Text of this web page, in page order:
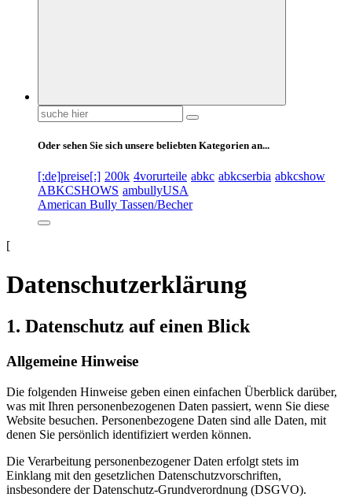
Suchen
nach:
Oder sehen Sie sich unsere beliebten Kategorien an...
[:de]preise[:] 200k 4vorurteile abkc abkcserbia abkcshow
ABKCSHOWS ambullyUSA
American Bully Tassen/Becher
[
Datenschutzerklärung
1. Datenschutz auf einen Blick
Allgemeine Hinweise
Die folgenden Hinweise geben einen einfachen Überblick darüber,
was mit Ihren personenbezogenen Daten passiert, wenn Sie diese
Website besuchen. Personenbezogene Daten sind alle Daten, mit
denen Sie persönlich identifiziert werden können.
Die Verarbeitung personenbezogener Daten erfolgt stets im
Einklang mit den gesetzlichen Datenschutzvorschriften,
insbesondere der Datenschutz-Grundverordnung (DSGVO).